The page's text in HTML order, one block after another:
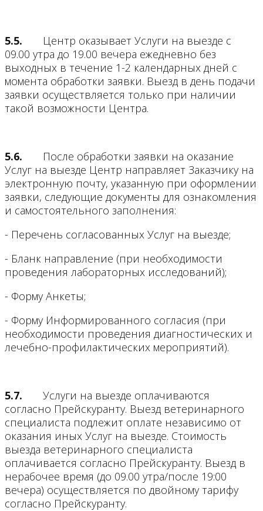
5.5. Центр оказывает Услуги на выезде c
09.00 утра до 19.00 вечера ежедневно без
выходных в течение 1-2 календарных дней с
момента обработки заявки. Выезд в день подачи
заявки осуществляется только при наличии
такой возможности Центра.
5.6. После обработки заявки на оказание
Услуг на выезде Центр направляет Заказчику на
электронную почту, указанную при оформлении
заявки, следующие документы для ознакомления
и самостоятельного заполнения:
- Перечень согласованных Услуг на выезде;
- Бланк направление (при необходимости
проведения лабораторных исследований);
- Форму Анкеты;
- Форму Информированного согласия (при
необходимости проведения диагностических и
лечебно-профилактических мероприятий).
5.7. Услуги на выезде оплачиваются
согласно Прейскуранту. Выезд ветеринарного
специалиста подлежит оплате независимо от
оказания иных Услуг на выезде. Стоимость
выезда ветеринарного специалиста
оплачивается согласно Прейскуранту. Выезд в
нерабочее время (до 09.00 утра/после 19:00
вечера) осуществляется по двойному тарифу
согласно Прейскуранту.